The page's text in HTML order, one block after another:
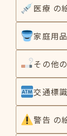
医療 の
家庭用
その他
交通標
警告 の